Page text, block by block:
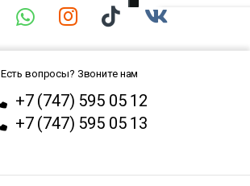
Есть вопросы? Звоните нам
+7 (747) 595 05 12
+7 (747) 595 05 13